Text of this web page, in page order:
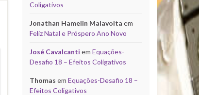
Coligativos
Jonathan Hamelin Malavolta em
Feliz Natal e Próspero Ano Novo
José Cavalcanti em Equações-
Desafio 18 – Efeitos Coligativos
Thomas em Equações-Desafio 18 –
Efeitos Coligativos